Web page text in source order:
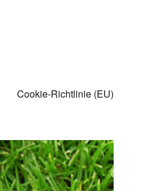
Cookie-Richtlinie (EU)